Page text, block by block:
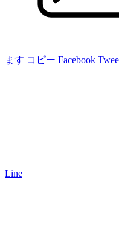
ます コピー Facebook
Line